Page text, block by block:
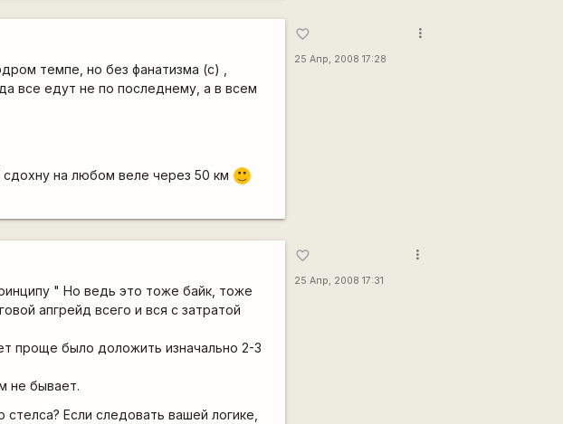
темпе, но без фанатизма (с) ,
все едут не по последнему, а в всем
сдохну на любом веле через 50 км
:)
favorite_border
25 Апр, 2008 17:28
more_vert
" Но ведь это тоже байк, тоже
апгрейд всего и вся с затратой
проще было доложить изначально 2-3
не бывает.
Если следовать вашей логике,
favorite_border
25 Апр, 2008 17:31
more_vert